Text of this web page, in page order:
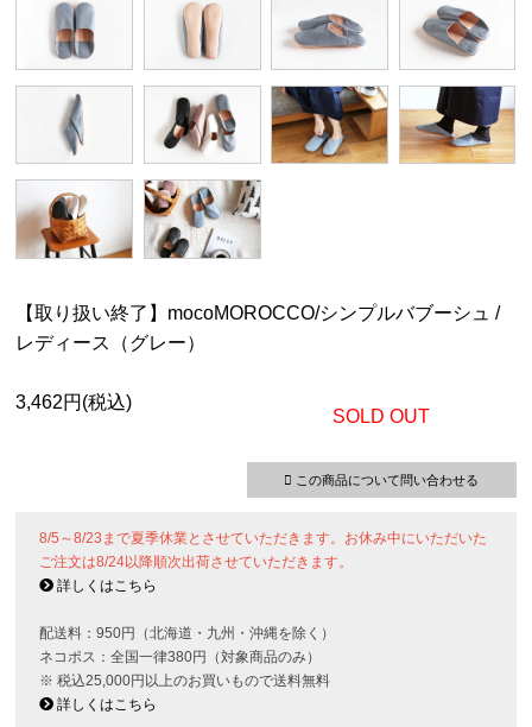
【取り扱い終了】mocoMOROCCO/シンプルバブーシュ /
レディース（グレー）
3,462円(税込)
SOLD OUT
この商品について問い合わせる
8/5～8/23まで夏季休業とさせていただきます。お休み中にいただいた
ご注文は8/24以降順次出荷させていただきます。
詳しくはこちら
配送料：950円（北海道・九州・沖縄を除く）
ネコポス：全国一律380円（対象商品のみ）
※ 税込25,000円以上のお買いもので送料無料
詳しくはこちら